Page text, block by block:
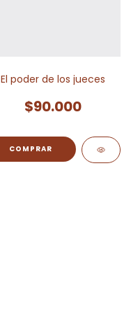
El poder de los jueces
$90.000